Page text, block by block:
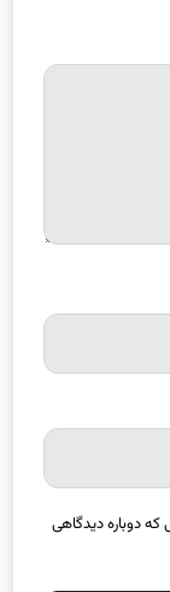
دوباره دیدگاهی